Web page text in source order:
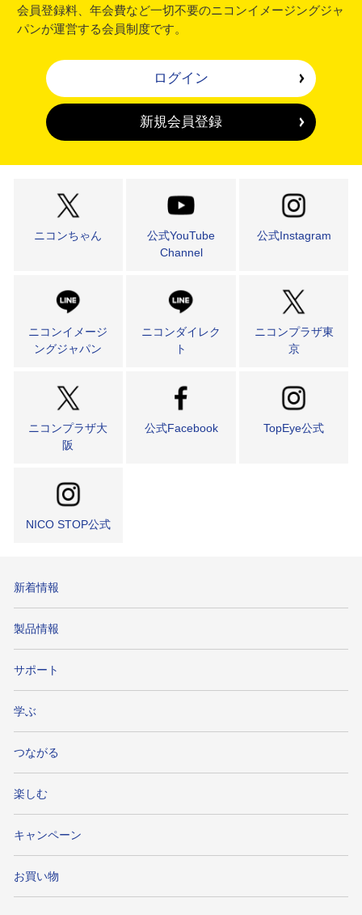
会員登録料、年会費など一切不要のニコンイメージングジャ
パンが運営する会員制度です。
ログイン
新規会員登録
ニコンちゃん
公式YouTube
Channel
公式Instagram
ニコンイメージ
ングジャパン
ニコンダイレク
ト
ニコンプラザ東
京
ニコンプラザ大
阪
公式Facebook TopEye公式
NICO STOP公式
新着情報
製品情報
サポート
学ぶ
つながる
楽しむ
キャンペーン
お買い物